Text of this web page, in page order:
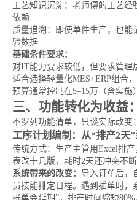
工艺知识沉淀：老师傅的工艺经
依赖
质量追溯：即使单件生产，也
验数据
基础条件要求：
对IT能力要求较低，但要求管理
适合选择轻量化MES+ERP组合
预算通常控制在5–15万（含实施）
三、功能转化为收益
不罗列功能清单，只谈实际改变：
工序计划编制：从“排产2天
传统方式：生产主管用Excel排
表改十几版，耗时2天还冲突不断
系统带来的改变： 导入订单后，
员技能排定日程。遇到插单时，
张单会延期”。排产时间缩短80%